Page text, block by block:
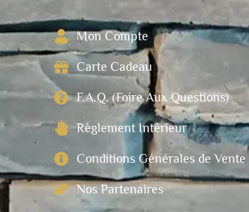
Mon Compte
Carte Cadeau
F.A.Q. (Foire Aux Questions)
Règlement Intérieur
Conditions Générales de Vente
Nos Partenaires